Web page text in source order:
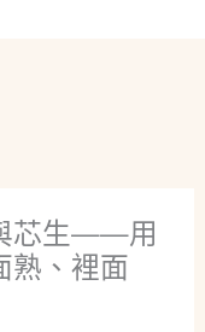
芯生——用
熟、裡面